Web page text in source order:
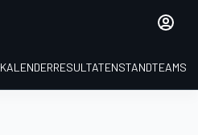
KALENDERRESULTATENSTANDTEAMS